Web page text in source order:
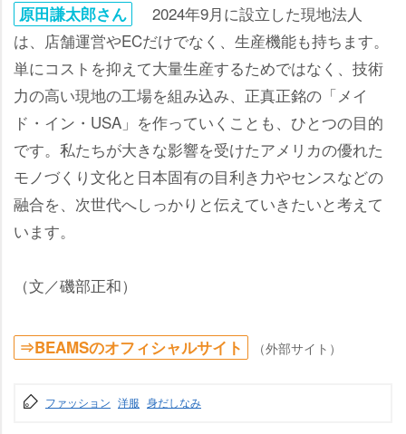
原田謙太郎さん
2024年9月に設立した現地法人
は、店舗運営やECだけでなく、生産機能も持ちます。
単にコストを抑えて大量生産するためではなく、技術
力の高い現地の工場を組み込み、正真正銘の「メイ
ド・イン・USA」を作っていくことも、ひとつの目的
です。私たちが大きな影響を受けたアメリカの優れた
モノづくり文化と日本固有の目利き力やセンスなどの
融合を、次世代へしっかりと伝えていきたいと考えて
います。
（文／磯部正和）
⇒BEAMSのオフィシャルサイト （外部サイト）
ファッション 洋服 身だしなみ